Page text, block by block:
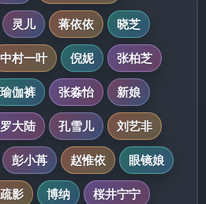
灵儿 蒋依依
晓芝
中村一叶 倪妮
张柏芝
瑜伽裤 张淼怡
新娘
大陆 孔雪儿
刘艺非
彭小苒 赵惟依
眼镜娘
影 博纳
桜井宁宁